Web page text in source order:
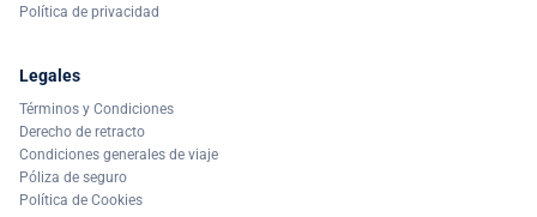
Política de privacidad
Legales
Términos y Condiciones
Derecho de retracto
Condiciones generales de viaje
Póliza de seguro
Política de Cookies